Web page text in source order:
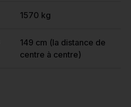
1570 kg
149 cm (la distance de
centre à centre)